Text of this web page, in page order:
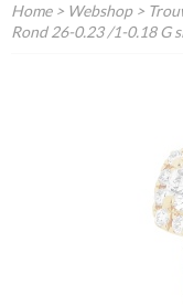
Home> Webshop>
Rond 26-0.23 /1-0.18 G